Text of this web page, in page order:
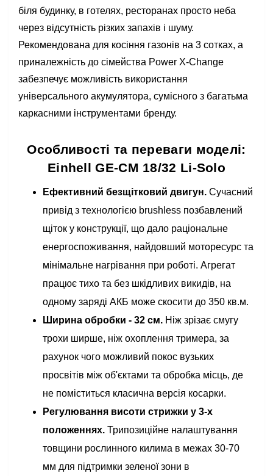
біля будинку, в готелях, ресторанах просто неба
через відсутність різких запахів і шуму.
Рекомендована для косіння газонів на 3 сотках, а
приналежність до сімейства Power X-Change
забезпечує можливість використання
універсального акумулятора, сумісного з багатьма
каркасними інструментами бренду.
Особливості та переваги моделі:
Einhell GE-CM 18/32 Li-Solo
Ефективний безщітковий двигун. Сучасний
привід з технологією brushless позбавлений
щіток у конструкції, що дало раціональне
енергоспоживання, найдовший моторесурс та
мінімальне нагрівання при роботі. Агрегат
працює тихо та без шкідливих викидів, на
одному заряді АКБ може скосити до 350 кв.м.
Ширина обробки - 32 см. Ніж зрізає смугу
трохи ширше, ніж охоплення тримера, за
рахунок чого можливий покос вузьких
просвітів між об'єктами та обробка місць, де
не поміститься класична версія косарки.
Регулювання висоти стрижки у 3-х
положеннях. Трипозиційне налаштування
товщини рослинного килима в межах 30-70
мм для підтримки зеленої зони в